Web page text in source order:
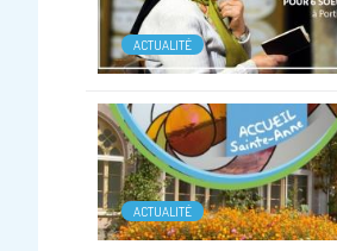
ACTUALITÉ
ACTUALITÉ